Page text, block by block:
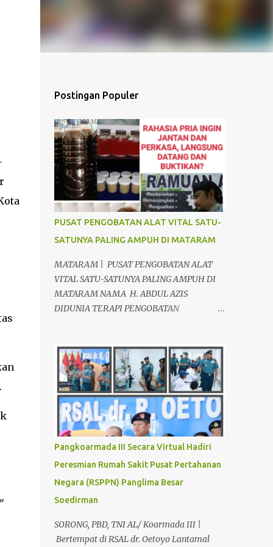
Postingan Populer
PUSAT PENGOBATAN ALAT VITAL SATU-
SATUNYA PALING AMPUH DI MATARAM
MATARAM | PUSAT PENGOBATAN ALAT
VITAL SATU-SATUNYA PALING AMPUH DI
MATARAM NAMA H. ABDUL AZIS
DIDUNIA TERAPI PENGOBATAN
KEMBALI JANTAN DAN PERKASA, sudah
tidak asing lagi dimata warga baik para
pria maupun wanita, terutama bapak-
bapak dan ibu-ibu. Lokasi Prakteknya Yang
sudah menyebar diseluruh daerah di
Indonesia Sangat Dibutuhkan di Mata
Warga Membuat Pengobatan Keperkasaan
Pria, H. Abdul Azis sangat
direkomendasikan. ANDA INGIN MENCARI
PENGOBATAN KEPERKASAAN Paling
Ampuh Di Kota Terdekat Di Mataram,?
Dengan Waktu Yang Cepat Untuk
Menyembuhkan Berbagai keluhan Alat
Pangkoarmada III Secara Virtual Hadiri
Peresmian Rumah Sakit Pusat Pertahanan
Negara (RSPPN) Panglima Besar
Soedirman
SORONG, PBD, TNI AL/ Koarmada III |
Bertempat di RSAL dr. Oetoyo Lantamal